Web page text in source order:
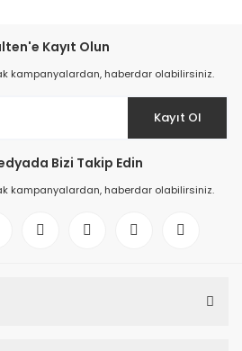
Kayıt Olun
kampanyalardan, haberdar olabilirsiniz.
Kayıt Ol
Bizi Takip Edin
kampanyalardan, haberdar olabilirsiniz.